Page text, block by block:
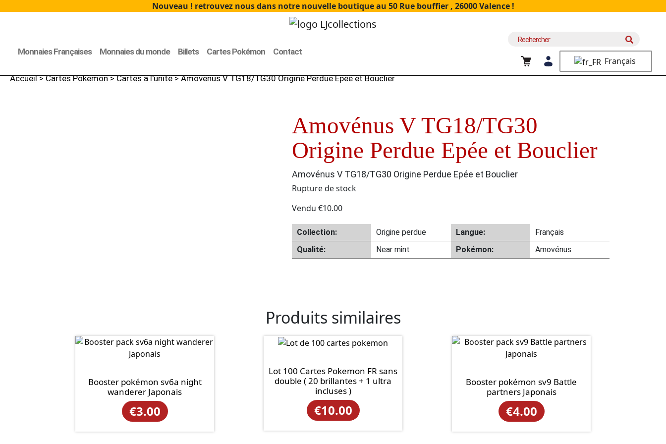
Nouveau ! retrouvez nous dans notre nouvelle boutique au 50 Rue bouffier , 26000 Valence !
Monnaies Françaises Monnaies du monde Billets Cartes Pokémon Contact
Recherche
Français
Accueil>Cartes Pokémon>Cartes à l'unité> Amovénus V TG18/TG30 Origine Perdue Epée et Bouclier
Amovénus V TG18/TG30
Origine Perdue Epée et Bouclier
Amovénus V TG18/TG30 Origine Perdue Epée et Bouclier
Rupture de stock
Vendu €10.00
Collection: Origine perdue Langue:
Français
Qualité:
Near mint Pokémon: Amovénus
Produits similaires
Booster pokémon sv6a night
wanderer Japonais
€3.00
Lot 100 Cartes Pokemon FR sans
double ( 20 brillantes + 1 ultra
incluses )
€10.00
Booster pokémon sv9 Battle
partners Japonais
€4.00